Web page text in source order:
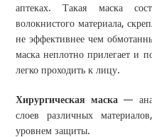
аптеках. Такая маска
волокнистого материала,
не эффективнее чем
маска неплотно прилегает и
легко проходить к лицу.
Хирургическая маска—
слоев различных
уровнем защиты.